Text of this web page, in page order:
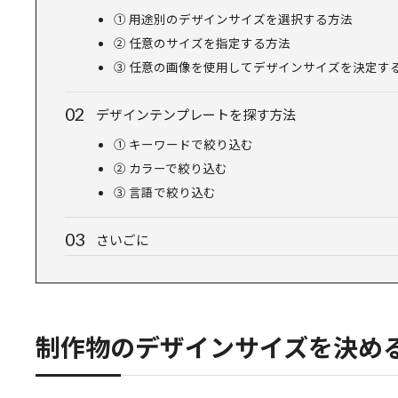
① 用途別のデザインサイズを選択する方法
② 任意のサイズを指定する方法
③ 任意の画像を使用してデザインサイズを決定す
デザインテンプレートを探す方法
① キーワードで絞り込む
② カラーで絞り込む
③ 言語で絞り込む
さいごに
制作物のデザインサイズを決め